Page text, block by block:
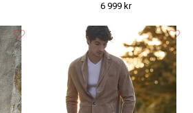
6 999 kr